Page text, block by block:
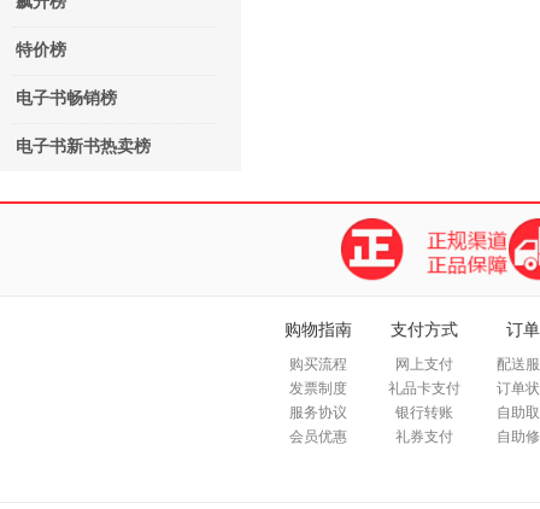
特价榜
电子书畅销榜
电子书新书热卖榜
购物指南
购买流程
发票制度
服务协议
会员优惠
支付方式
网上支付
礼品卡支付
银行转账
礼券支付
订
配送
订单
自助
自助